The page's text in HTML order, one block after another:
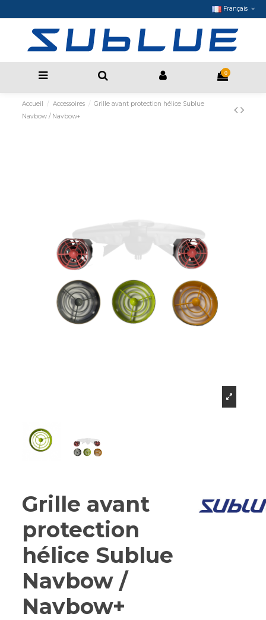
Français
0
Accueil Accessoires
Grille avant protection hélice Sublue
Navbow / Navbow+
Grille avant
protection
hélice Sublue
Navbow /
Navbow+